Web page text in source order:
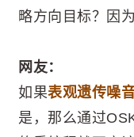
略方向目标？因为
网友：
如果表观遗传噪
是，那么通过